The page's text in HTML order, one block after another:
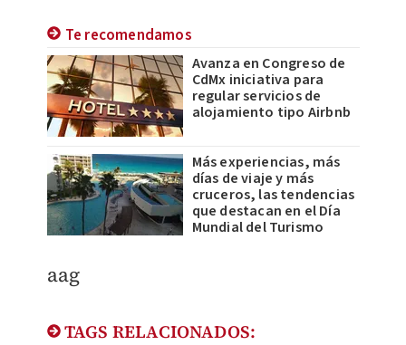
Te recomendamos
Avanza en Congreso de
CdMx iniciativa para
regular servicios de
alojamiento tipo Airbnb
Más experiencias, más
días de viaje y más
cruceros, las tendencias
que destacan en el Día
Mundial del Turismo
aag
TAGS RELACIONADOS: